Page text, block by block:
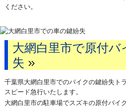
ください。
大網白里市で原付
失 »
千葉県大網白里市でのバイクの鍵紛失ト
スピード急行いたします。
大網白里市の駐車場でスズキの原付バイ